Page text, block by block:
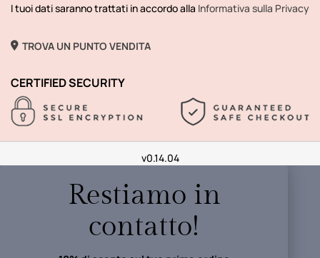
I tuoi dati saranno trattati in accordo alla Informativa sulla Privacy
TROVA UN PUNTO VENDITA
CERTIFIED SECURITY
v0.14.04
Restiamo in
contatto!